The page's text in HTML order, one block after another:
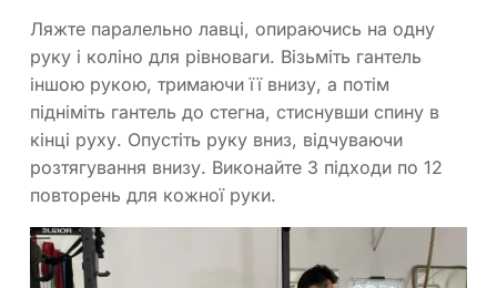
Ляжте паралельно лавці, опираючись на одну
руку і коліно для рівноваги. Візьміть гантель
іншою рукою, тримаючи її внизу, а потім
підніміть гантель до стегна, стиснувши спину в
кінці руху. Опустіть руку вниз, відчуваючи
розтягування внизу. Виконайте 3 підходи по 12
повторень для кожної руки.